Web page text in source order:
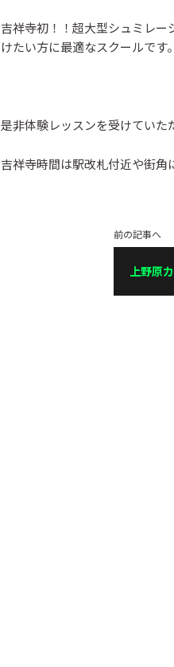
吉祥寺初！！超大型シュミレ
けたい方に最適なスクールです
是非体験レッスンを受けていた
吉祥寺時間は駅改札付近や街角
前の記事へ
上野原